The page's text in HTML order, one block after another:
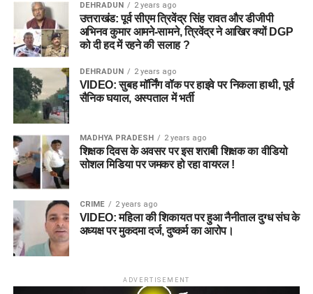
DEHRADUN 2 years ago
उत्तराखंड: पूर्व सीएम त्रिवेंद्र सिंह रावत और डीजीपी
अभिनव कुमार आमने-सामने, त्रिवेंद्र ने आखिर क्यों DGP
को दी हद में रहने की सलाह ?
DEHRADUN 2 years ago
VIDEO: सुबह मॉर्निंग वॉक पर हाइवे पर निकला हाथी, पूर्व
सैनिक घयाल, अस्पताल में भर्ती
MADHYA PRADESH 2 years ago
शिक्षक दिवस के अवसर पर इस शराबी शिक्षक का वीडियो
सोशल मिडिया पर जमकर हो रहा वायरल !
CRIME 2 years ago
VIDEO: महिला की शिकायत पर हुआ नैनीताल दुग्ध संघ के
अध्यक्ष पर मुकदमा दर्ज, दुष्कर्म का आरोप।
ADVERTISEMENT